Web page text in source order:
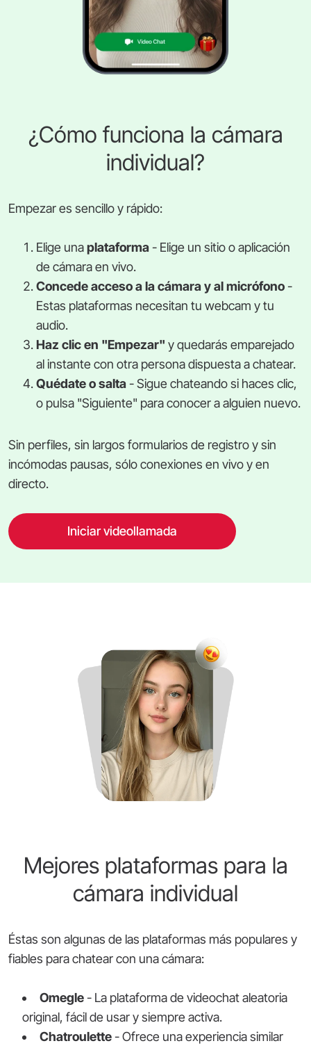
¿Cómo funciona la cámara
individual?
Empezar es sencillo y rápido:
Elige unaplataforma- Elige un sitio o aplicación
de cámara en vivo.
Concede acceso a la cámara y al micrófono-
Estas plataformas necesitan tu webcam y tu
audio.
Haz clic en "Empezar" y quedarás emparejado
al instante con otra persona dispuesta a chatear.
Quédate o salta- Sigue chateando si haces clic,
o pulsa "Siguiente" para conocer a alguien nuevo.
Sin perfiles, sin largos formularios de registro y sin
incómodas pausas, sólo conexiones en vivo y en
directo.
Iniciar videollamada
Mejores plataformas para la
cámara individual
Éstas son algunas de las plataformas más populares y
fiables para chatear con una cámara:
Omegle- La plataforma de videochat aleatoria
original, fácil de usar y siempre activa.
Chatroulette- Ofrece una experiencia similar